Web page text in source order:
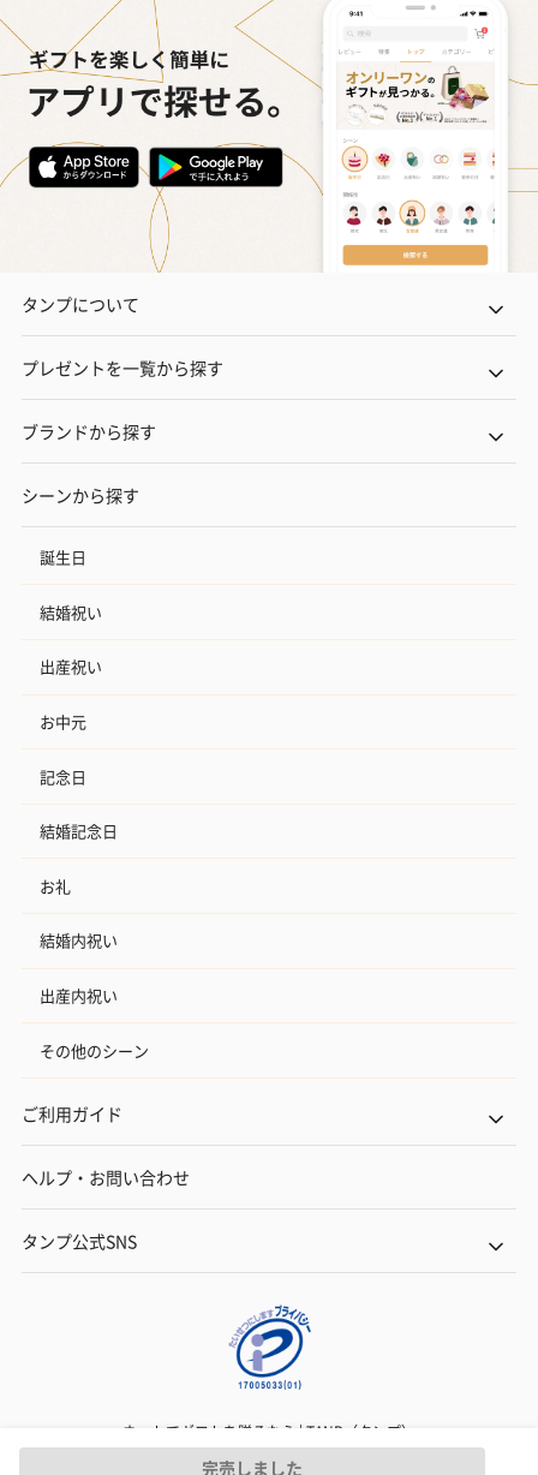
完売しました
タンプについて
プレゼントを一覧から探す
ブランドから探す
シーンから探す
誕生日
結婚祝い
出産祝い
お中元
記念日
結婚記念日
お礼
結婚内祝い
出産内祝い
その他のシーン
ご利用ガイド
ヘルプ・お問い合わせ
タンプ公式SNS
ネットでギフトを贈るなら | TANP（タンプ）
Copyright© TANP Inc.